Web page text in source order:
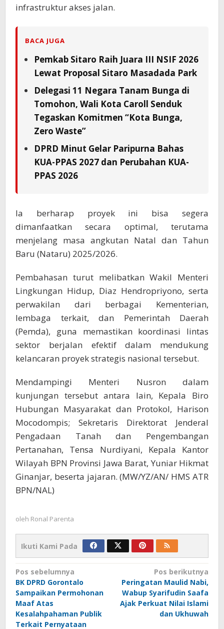
infrastruktur akses jalan.
BACA JUGA
Pemkab Sitaro Raih Juara III NSIF 2026
Lewat Proposal Sitaro Masadada Park
Delegasi 11 Negara Tanam Bunga di
Tomohon, Wali Kota Caroll Senduk
Tegaskan Komitmen “Kota Bunga,
Zero Waste”
DPRD Minut Gelar Paripurna Bahas
KUA-PPAS 2027 dan Perubahan KUA-
PPAS 2026
Ia berharap proyek ini bisa segera
dimanfaatkan secara optimal, terutama
menjelang masa angkutan Natal dan Tahun
Baru (Nataru) 2025/2026.
Pembahasan turut melibatkan Wakil Menteri
Lingkungan Hidup, Diaz Hendropriyono, serta
perwakilan dari berbagai Kementerian,
lembaga terkait, dan Pemerintah Daerah
(Pemda), guna memastikan koordinasi lintas
sektor berjalan efektif dalam mendukung
kelancaran proyek strategis nasional tersebut.
Mendampingi Menteri Nusron dalam
kunjungan tersebut antara lain, Kepala Biro
Hubungan Masyarakat dan Protokol, Harison
Mocodompis; Sekretaris Direktorat Jenderal
Pengadaan Tanah dan Pengembangan
Pertanahan, Tensa Nurdiyani, Kepala Kantor
Wilayah BPN Provinsi Jawa Barat, Yuniar Hikmat
Ginanjar, beserta jajaran. (MW/YZ/AN/ HMS ATR
BPN/NAL)
oleh Ronal Parenta
Ikuti Kami Pada
Navigasi
pos
Pos sebelumnya
BK DPRD Gorontalo
Sampaikan Permohonan
Maaf Atas
Kesalahpahaman Publik
Terkait Pernyataan
Pos berikutnya
Peringatan Maulid Nabi,
Wabup Syarifudin Saafa
Ajak Perkuat Nilai Islami
dan Ukhuwah